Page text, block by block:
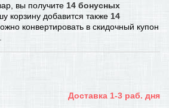
вы получите 14 бонусных
корзину добавится также 14
конвертировать в скидочный купон
Доставка 1-3 раб. дня